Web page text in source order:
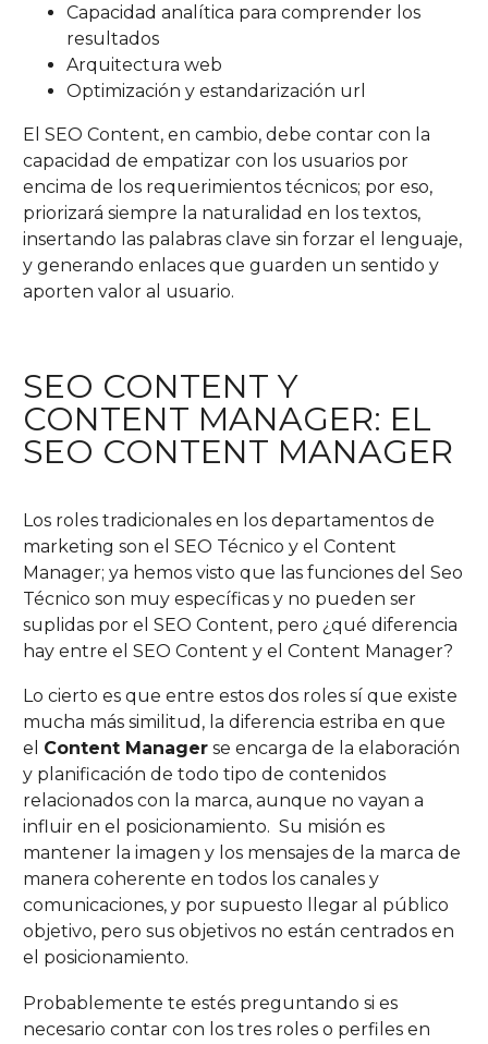
Capacidad analítica para comprender los
resultados
Arquitectura web
Optimización y estandarización url
El SEO Content, en cambio, debe contar con la
capacidad de empatizar con los usuarios por
encima de los requerimientos técnicos; por eso,
priorizará siempre la naturalidad en los textos,
insertando las palabras clave sin forzar el lenguaje,
y generando enlaces que guarden un sentido y
aporten valor al usuario.
SEO CONTENT Y
CONTENT MANAGER: EL
SEO CONTENT MANAGER
Los roles tradicionales en los departamentos de
marketing son el SEO Técnico y el Content
Manager; ya hemos visto que las funciones del Seo
Técnico son muy específicas y no pueden ser
suplidas por el SEO Content, pero ¿qué diferencia
hay entre el SEO Content y el Content Manager?
Lo cierto es que entre estos dos roles sí que existe
mucha más similitud, la diferencia estriba en que
el Content Manager se encarga de la elaboración
y planificación de todo tipo de contenidos
relacionados con la marca, aunque no vayan a
influir en el posicionamiento. Su misión es
mantener la imagen y los mensajes de la marca de
manera coherente en todos los canales y
comunicaciones, y por supuesto llegar al público
objetivo, pero sus objetivos no están centrados en
el posicionamiento.
Probablemente te estés preguntando si es
necesario contar con los tres roles o perfiles en